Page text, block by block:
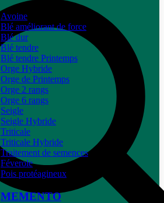
Avoine
Blé améliorant de force
Blé dur
Blé tendre
Blé tendre Printemps
Orge Hybride
Orge de Printemps
Orge 2 rangs
Orge 6 rangs
Seigle
Seigle Hybride
Triticale
Triticale Hybride
Traitement de semences
Féverole
Pois protéagineux
MEMENTO